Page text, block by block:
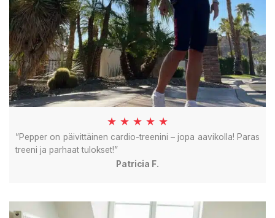
★ ★ ★ ★ ★
”Pepper on päivittäinen cardio-treenini – jopa aavikolla! Paras
treeni ja parhaat tulokset!”
Patricia F.